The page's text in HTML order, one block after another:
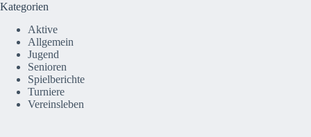
Kategorien
Aktive
Allgemein
Jugend
Senioren
Spielberichte
Turniere
Vereinsleben